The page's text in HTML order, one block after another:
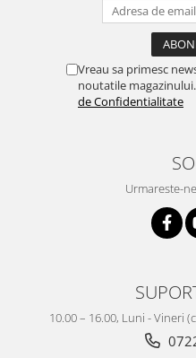
Vreau sa primesc
noutatile
de Confidentialitate
Urmareste-
10.00 – 16.00, Luni - Vineri